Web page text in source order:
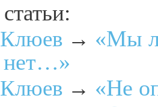
→ «Мы
нет…»
→ «Не